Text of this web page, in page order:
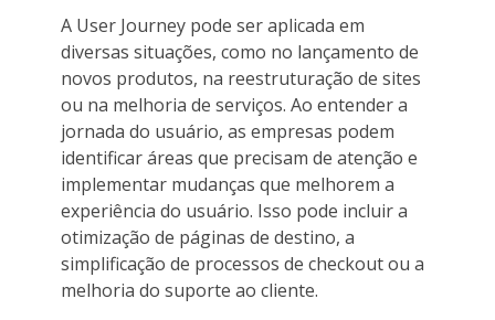
A User Journey pode ser aplicada em
diversas situações, como no lançamento de
novos produtos, na reestruturação de sites
ou na melhoria de serviços. Ao entender a
jornada do usuário, as empresas podem
identificar áreas que precisam de atenção e
implementar mudanças que melhorem a
experiência do usuário. Isso pode incluir a
otimização de páginas de destino, a
simplificação de processos de checkout ou a
melhoria do suporte ao cliente.